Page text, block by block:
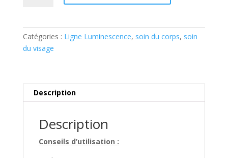
(crème
et
Catégories : Ligne Luminescence, soin du corps, soin
du visage
Description
Description
Conseils d’utilisation :